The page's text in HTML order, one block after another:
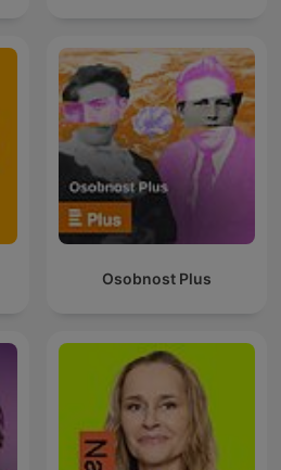
Osobnost Plus